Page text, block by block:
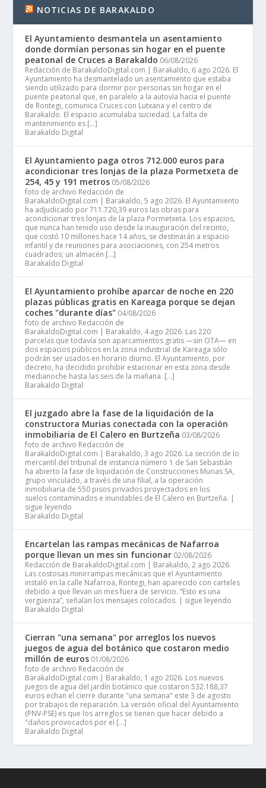
NOTICIAS DE BARAKALDO
El Ayuntamiento desmantela un asentamiento
donde dormían personas sin hogar en el puente
peatonal de Cruces a Barakaldo 06/08/2026
Redacción de BarakaldoDigital.com | Barakaldo, 6 ago 2026. El
Ayuntamiento ha desmantelado un asentamiento que estaba
siendo utilizado para dormir por personas sin hogar en el
puente peatonal que, en paralelo a la autovía hacia el puente
de Rontegi, comunica Cruces con Lutxana y el centro de
Barakaldo. El espacio acumulaba suciedad. La falta de
mantenimiento es […]
Barakaldo Digital
El Ayuntamiento paga otros 712.000 euros para
acondicionar tres lonjas de la plaza Pormetxeta de
254, 45 y 191 metros 05/08/2026
foto de archivo Redacción de
BarakaldoDigital.com | Barakaldo, 5 ago 2026. El Ayuntamiento
ha adjudicado por 711.720,39 euros las obras para
acondicionar tres lonjas de la plaza Pormetxeta. Los espacios,
que nunca han tenido uso desde la inauguración del recinto,
que costó 10 millones hace 14 años, se destinarán a espacio
infantil y de reuniones para asociaciones, con 254 metros
cuadrados; un almacén […]
Barakaldo Digital
El Ayuntamiento prohíbe aparcar de noche en 220
plazas públicas gratis en Kareaga porque se dejan
coches "durante días" 04/08/2026
foto de archivo Redacción de
BarakaldoDigital.com | Barakaldo, 4 ago 2026. Las 220
parcelas que todavía son aparcamientos gratis —sin OTA— en
dos espacios públicos en la zona industrial de Kareaga sólo
podrán ser usados en horario diurno. El Ayuntamiento, por
decreto, ha decidido prohibir estacionar en esta zona desde
medianoche hasta las seis de la mañana. […]
Barakaldo Digital
El juzgado abre la fase de la liquidación de la
constructora Murias conectada con la operación
inmobiliaria de El Calero en Burtzeña 03/08/2026
foto de archivo Redacción de
BarakaldoDigital.com | Barakaldo, 3 ago 2026. La sección de lo
mercantil del tribunal de instancia número 1 de San Sebastián
ha abierto la fase de liquidación de Construcciones Murias SA,
grupo vinculado, a través de una filial, a la operación
inmobiliaria de 550 pisos privados proyectados en los
suelos contaminados e inundables de El Calero en Burtzeña. |
sigue leyendo
Barakaldo Digital
Encartelan las rampas mecánicas de Nafarroa
porque llevan un mes sin funcionar 02/08/2026
Redacción de BarakaldoDigital.com | Barakaldo, 2 ago 2026.
Las costosas minirrampas mecánicas que el Ayuntamiento
instaló en la calle Nafarroa, Rontegi, han aparecido con carteles
debido a que llevan un mes fuera de servicio. “Esto es una
vergüenza”, señalan los mensajes colocados. | sigue leyendo
Barakaldo Digital
Cierran "una semana" por arreglos los nuevos
juegos de agua del botánico que costaron medio
millón de euros 01/08/2026
foto de archivo Redacción de
BarakaldoDigital.com | Barakaldo, 1 ago 2026. Los nuevos
juegos de agua del jardín botánico que costaron 532.188,37
euros echan el cierre durante "una semana" este 3 de agosto
por trabajos de reparación. La versión oficial del Ayuntamiento
(PNV-PSE) es que los arreglos se tienen que hacer debido a
"daños provocados por el […]
Barakaldo Digital